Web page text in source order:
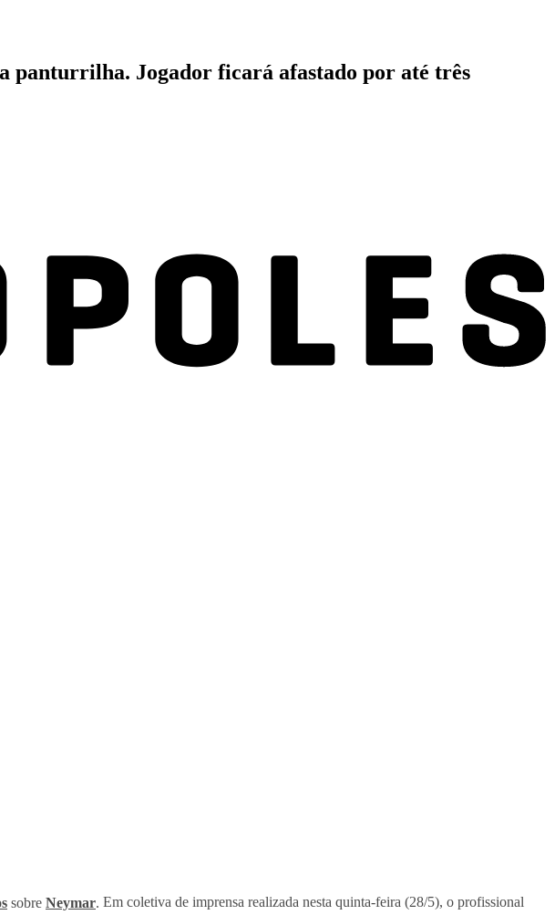
panturrilha. Jogador ficará afastado por até três
sobre Neymar Em coletiva de imprensa realizada nesta quinta-feira (28/5), o profissional